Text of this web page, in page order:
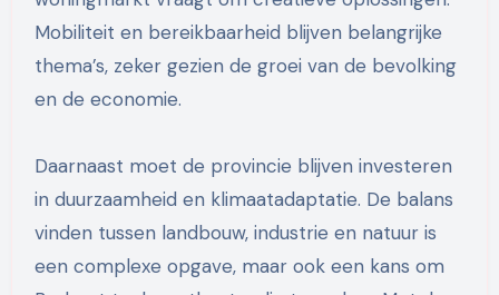
Mobiliteit en bereikbaarheid blijven belangrijke
thema’s, zeker gezien de groei van de bevolking
en de economie.
Daarnaast moet de provincie blijven investeren
in duurzaamheid en klimaatadaptatie. De balans
vinden tussen landbouw, industrie en natuur is
een complexe opgave, maar ook een kans om